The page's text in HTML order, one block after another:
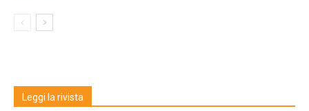
Leggi la rivista